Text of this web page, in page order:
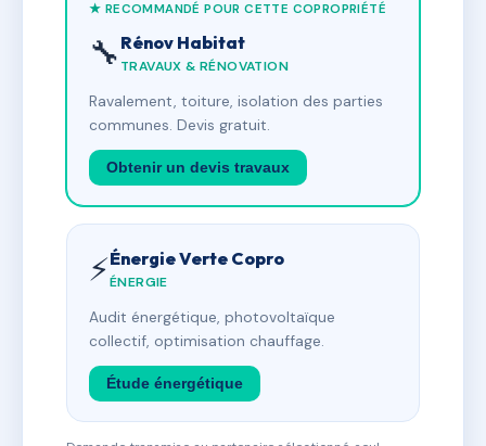
★ RECOMMANDÉ POUR CETTE COPROPRIÉTÉ
🔧 Rénov Habitat
TRAVAUX & RÉNOVATION
Ravalement, toiture, isolation des parties
communes. Devis gratuit.
Obtenir un devis travaux
⚡Énergie Verte Copro
ÉNERGIE
Audit énergétique, photovoltaïque
collectif, optimisation chauffage.
Étude énergétique